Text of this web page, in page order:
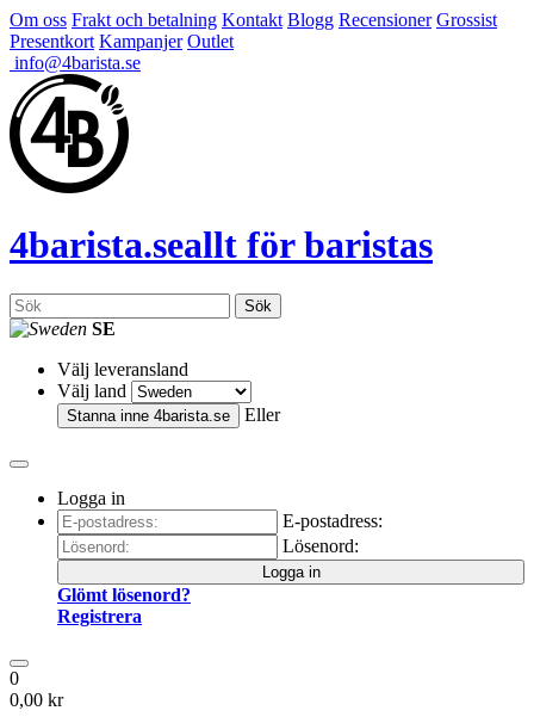
Om oss Frakt och betalning Kontakt Blogg Recensioner Grossist
Presentkort Kampanjer Outlet
info@4barista.se
4barista.seallt för baristas
Sök
SE
Välj leveransland
Välj land
Stanna inne 4barista.se Eller
Logga in
E-postadress:
Lösenord:
Logga in
Glömt lösenord?
Registrera
0
0,00 kr